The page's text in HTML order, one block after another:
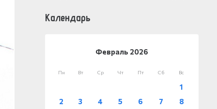
Календарь
Февраль 2026
Пн Вт Ср Чт Пт Сб Вс
1
2
3 4 5 6 7
8